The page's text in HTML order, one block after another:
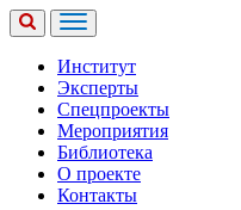
Институт
Эксперты
Спецпроекты
Мероприятия
Библиотека
О проекте
Контакты